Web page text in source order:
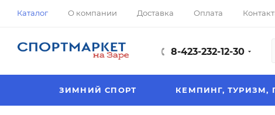
Каталог О компании Доставка Оплата
8-423-232-12-30
ЗИМНИЙ СПОРТ КЕМПИНГ, ТУРИЗМ,